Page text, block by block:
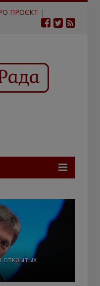
ПРОЄКТ |
открытых